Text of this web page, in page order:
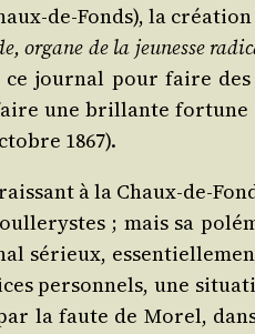
de-Fonds), la
organe de la jeu­nesse
jour­nal pour faire
une brillante
1867).
à la Chaux-de-
; mais sa
sérieux,
per­son­nels, une
la faute de Morel,